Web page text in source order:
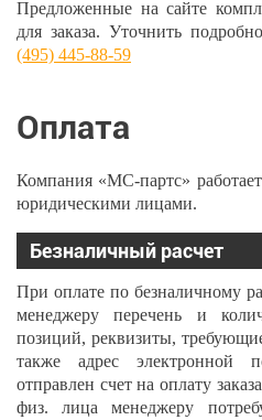
Предложенные на сайте
для заказа. Уточнить
(495) 445-88-59
Оплата
Компания «МС-партс»
юридическими лицами.
Безналичный расчет
При оплате по безналичному
менеджеру перечень и
позиций, реквизиты,
также адрес электронной
отправлен счет на оплату
физ. лица менеджеру